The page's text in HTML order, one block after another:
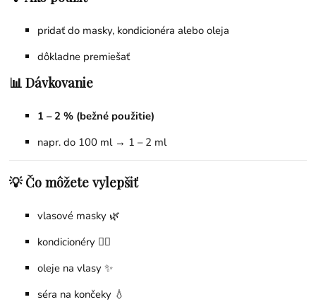
pridať do masky, kondicionéra alebo oleja
dôkladne premiešať
📊 Dávkovanie
1 – 2 % (bežné použitie)
napr. do 100 ml → 1 – 2 ml
💡 Čo môžete vylepšiť
vlasové masky 🌿
kondicionéry 💇‍♀️
oleje na vlasy ✨
séra na končeky 💧